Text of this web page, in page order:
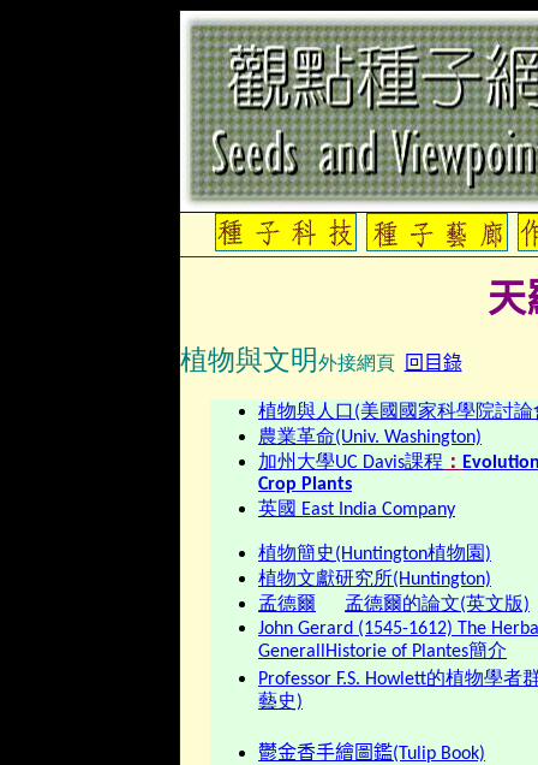
天
植物與文明外接網頁 回目錄
植物與人口(美國國家科學院討論
農業革命(Univ. Washington)
加州大學UC Davis課程 ：
Crop Plants
英國 East India Company
植物簡史(Huntington植物園)
植物文獻研究所(Huntington)
孟德爾
孟德爾的論文(英文版)
John Gerard (1545-1612) The
GenerallHistorie of Plantes簡介
Professor F.S. Howlett的植物學者
藝史)
鬱金香手繪圖鑑(Tulip Book)